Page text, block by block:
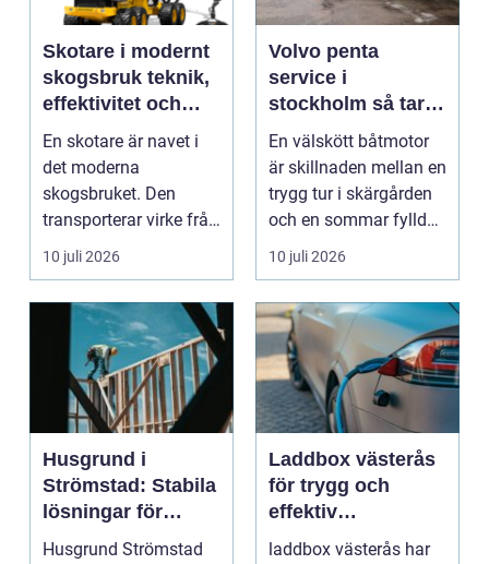
Skotare i modernt
skogsbruk teknik,
effektivitet och
hållbarhet
En skotare är navet i
det moderna
skogsbruket. Den
transporterar virke från
avverkningsplatsen till
10 juli 2026
Volvo penta
service i
stockholm så tar
du hand om din
båtmotor på rätt
sätt
En välskött båtmotor
är skillnaden mellan en
trygg tur i skärgården
och en sommar fylld
av ofrivilli...
10 juli 2026
Husgrund i
Strömstad: Stabila
lösningar för
boende vid kusten
Husgrund Strömstad
Laddbox västerås
för trygg och
effektiv
hemmaladdning
laddbox västerås har